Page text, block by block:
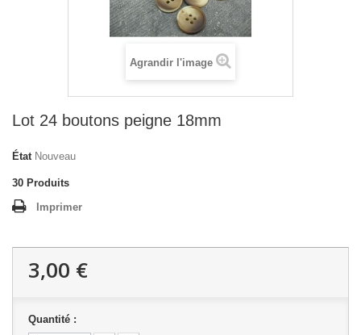
Agrandir l'image
Lot 24 boutons peigne 18mm
État Nouveau
30 Produits
Imprimer
3,00 €
Quantité :